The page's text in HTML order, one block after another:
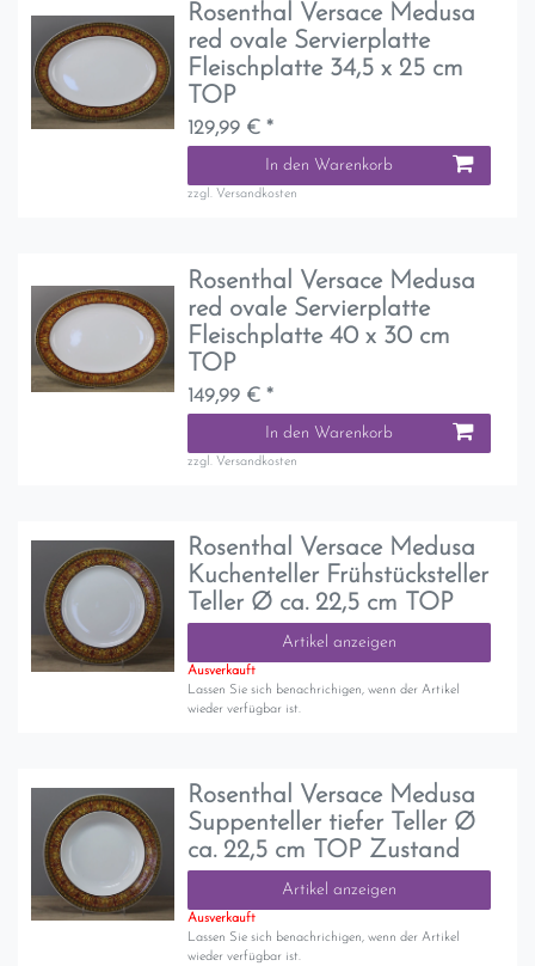
Rosenthal Versace Medusa
red ovale Servierplatte
Fleischplatte 34,5 x 25 cm
TOP
129,99 € *
In den Warenkorb
zzgl. Versandkosten
Rosenthal Versace Medusa
red ovale Servierplatte
Fleischplatte 40 x 30 cm
TOP
149,99 € *
In den Warenkorb
zzgl. Versandkosten
Rosenthal Versace Medusa
Kuchenteller Frühstücksteller
Teller Ø ca. 22,5 cm TOP
Artikel anzeigen
Ausverkauft
Lassen Sie sich benachrichigen, wenn der Artikel
wieder verfügbar ist.
Rosenthal Versace Medusa
Suppenteller tiefer Teller Ø
ca. 22,5 cm TOP Zustand
Artikel anzeigen
Ausverkauft
Lassen Sie sich benachrichigen, wenn der Artikel
wieder verfügbar ist.